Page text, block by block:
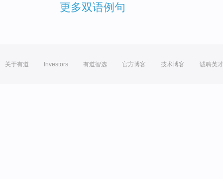
更多双语例句
关于有道 Investors 有道智选 官方博客 技术博客 诚聘英才